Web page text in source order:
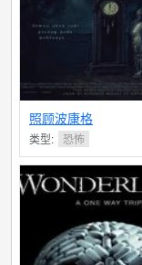
照顾波康格
类型: 恐怖